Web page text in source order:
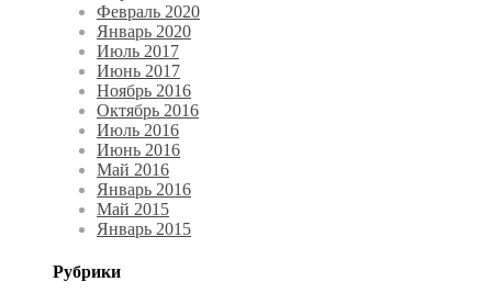
Февраль 2020
Январь 2020
Июль 2017
Июнь 2017
Ноябрь 2016
Октябрь 2016
Июль 2016
Июнь 2016
Май 2016
Январь 2016
Май 2015
Январь 2015
Рубрики